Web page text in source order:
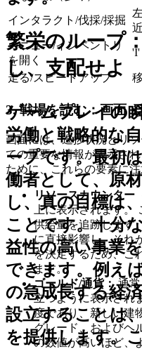
繁栄のループ
し、支配せよ
ゲームプレイの
労働と戦略的な
ープです。最初
働者として、原
し、真の目標は
ことです。十分
益性の高い事業
できます。例え
の急成長する経
設立することは
を提供します。
インタラクト/伐採/採掘
メニュー/インベントリ
を開く
'I'
走る/スピードアップ
3. 戦場を読む：画面（
画面には、進捗状況とリ
ての重要な情報が表示さ
ために、これらの要素に
リソースカウンター
上に表示されます
供給量を追跡します
に直接影響し、それ
を決定するため、こ
ます。
ゴールド/通貨：通常
立つように表示され
度であり、新しい建
グレード、およびヘ
の数値が高いほど、